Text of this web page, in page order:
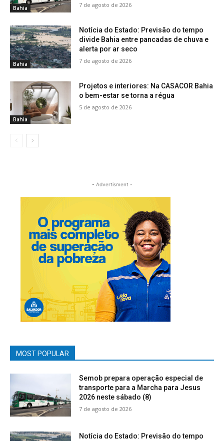
Bahia 7 de agosto de 2026
Bahia
Notícia do Estado: Previsão do tempo
divide Bahia entre pancadas de chuva e
alerta por ar seco
7 de agosto de 2026
Bahia
Projetos e interiores: Na CASACOR Bahia
o bem-estar se torna a régua
5 de agosto de 2026
- Advertisment -
MOST POPULAR
Semob prepara operação especial de
transporte para a Marcha para Jesus
2026 neste sábado (8)
7 de agosto de 2026
Notícia do Estado: Previsão do tempo